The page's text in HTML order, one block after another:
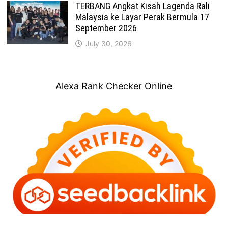
TERBANG Angkat Kisah Lagenda Rali
Malaysia ke Layar Perak Bermula 17
September 2026
July 30, 2026
Alexa Rank Checker Online